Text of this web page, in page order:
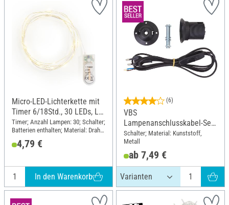
Micro-LED-Lichterkette mit
Timer 6/18Std., 30 LEDs, L
1,95 m
Timer; Anzahl Lampen: 30; Schalter;
Batterien enthalten; Material: Draht
4,79 €
In den Warenkorb
(6)
VBS
Lampenanschlusskabel-Set
"E27"
Schalter; Material: Kunststoff,
Metall
ab 7,49 €